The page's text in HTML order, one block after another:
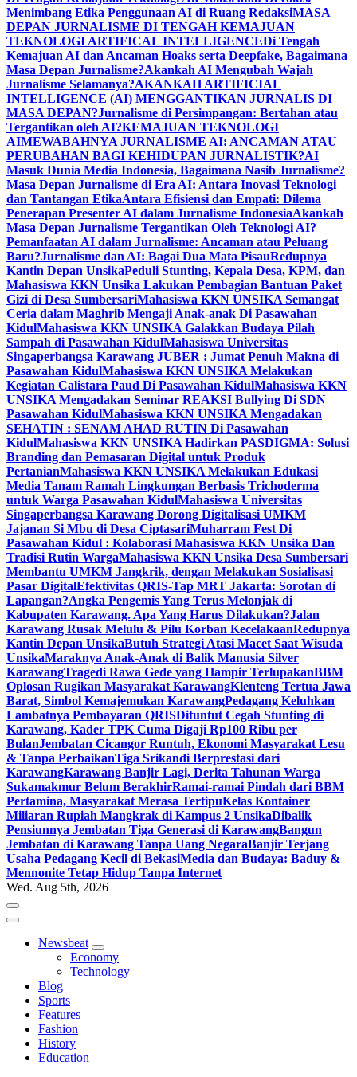
Menimbang Etika Penggunaan AI di Ruang RedaksiMASA
DEPAN JURNALISME DI TENGAH KEMAJUAN
TEKNOLOGI ARTIFICAL INTELLIGENCEDi Tengah
Kemajuan AI dan Ancaman Hoaks serta Deepfake, Bagaimana
Masa Depan Jurnalisme?Akankah AI Mengubah Wajah
Jurnalisme Selamanya?AKANKAH ARTIFICIAL
INTELLIGENCE (AI) MENGGANTIKAN JURNALIS DI
MASA DEPAN?Jurnalisme di Persimpangan: Bertahan atau
Tergantikan oleh AI?KEMAJUAN TEKNOLOGI
AIMEWABAHNYA JURNALISME AI: ANCAMAN ATAU
PERUBAHAN BAGI KEHIDUPAN JURNALISTIK?AI
Masuk Dunia Media Indonesia, Bagaimana Nasib Jurnalisme?
Masa Depan Jurnalisme di Era AI: Antara Inovasi Teknologi
dan Tantangan EtikaAntara Efisiensi dan Empati: Dilema
Penerapan Presenter AI dalam Jurnalisme IndonesiaAkankah
Masa Depan Jurnalisme Tergantikan Oleh Teknologi AI?
Pemanfaatan AI dalam Jurnalisme: Ancaman atau Peluang
Baru?Jurnalisme dan AI: Bagai Dua Mata PisauRedupnya
Kantin Depan UnsikaPeduli Stunting, Kepala Desa, KPM, dan
Mahasiswa KKN Unsika Lakukan Pembagian Bantuan Paket
Gizi di Desa SumbersariMahasiswa KKN UNSIKA Semangat
Ceria dalam Maghrib Mengaji Anak-anak Di Pasawahan
KidulMahasiswa KKN UNSIKA Galakkan Budaya Pilah
Sampah di Pasawahan KidulMahasiswa Universitas
Singaperbangsa Karawang JUBER : Jumat Penuh Makna di
Pasawahan KidulMahasiswa KKN UNSIKA Melakukan
Kegiatan Calistara Paud Di Pasawahan KidulMahasiswa KKN
UNSIKA Mengadakan Seminar REAKSI Bullying Di SDN
Pasawahan KidulMahasiswa KKN UNSIKA Mengadakan
SEHATIN : SENAM AHAD RUTIN Di Pasawahan
KidulMahasiswa KKN UNSIKA Hadirkan PASDIGMA: Solusi
Branding dan Pemasaran Digital untuk Produk
PertanianMahasiswa KKN UNSIKA Melakukan Edukasi
Media Tanam Ramah Lingkungan Berbasis Trichoderma
untuk Warga Pasawahan KidulMahasiswa Universitas
Singaperbangsa Karawang Dorong Digitalisasi UMKM
Jajanan Si Mbu di Desa CiptasariMuharram Fest Di
Pasawahan Kidul : Kolaborasi Mahasiswa KKN Unsika Dan
Tradisi Rutin WargaMahasiswa KKN Unsika Desa Sumbersari
Membantu UMKM Jangkrik, dengan Melakukan Sosialisasi
Pasar DigitalEfektivitas QRIS-Tap MRT Jakarta: Sorotan di
Lapangan?Angka Pengemis Yang Terus Melonjak di
Kabupaten Karawang. Apa Yang Harus Dilakukan?Jalan
Karawang Rusak Melulu & Pilu Korban KecelakaanRedupnya
Kantin Depan UnsikaButuh Strategi Atasi Macet Saat Wisuda
UnsikaMaraknya Anak-Anak di Balik Manusia Silver
KarawangTragedi Rawa Gede yang Hampir TerlupakanBBM
Oplosan Rugikan Masyarakat KarawangKlenteng Tertua Jawa
Barat, Simbol Kemajemukan KarawangPedagang Keluhkan
Lambatnya Pembayaran QRISDituntut Cegah Stunting di
Karawang, Kader TPK Cuma Digaji Rp100 Ribu per
BulanJembatan Cicangor Runtuh, Ekonomi Masyarakat Lesu
& Tanpa PerbaikanTiga Srikandi Berprestasi dari
KarawangKarawang Banjir Lagi, Derita Tahunan Warga
Sukamakmur Belum BerakhirRamai-ramai Pindah dari BBM
Pertamina, Masyarakat Merasa TertipuKelas Kontainer
Miliaran Rupiah Mangkrak di Kampus 2 UnsikaDibalik
Pensiunnya Jembatan Tiga Generasi di KarawangBangun
Jembatan di Karawang Tanpa Uang NegaraBanjir Terjang
Usaha Pedagang Kecil di BekasiMedia dan Budaya: Baduy &
Mennonite Tetap Hidup Tanpa Internet
Wed. Aug 5th, 2026
Newsbeat
Economy
Technology
Blog
Sports
Features
Fashion
History
Education